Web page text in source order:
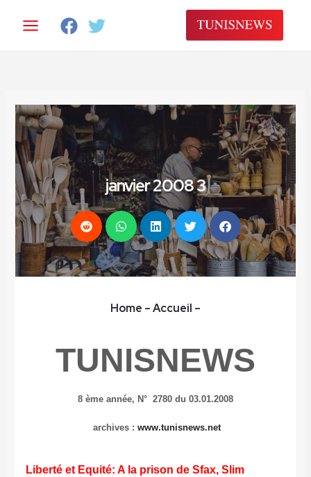
المحتوى
3 janvier 2008
Home – Accueil –
TUNISNEWS
8 ème année, N° 2780 du 03.01.2008
archives : www.tunisnews.net
Liberté et Equité: A la prison de Sfax, Slim